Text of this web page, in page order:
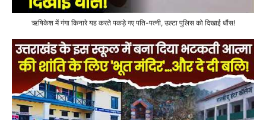
ऋषिकेश में गंगा किनारे यह करते पकड़े गए पति-पत्नी, उल्टा पुलिस को दिखाई धौंस!